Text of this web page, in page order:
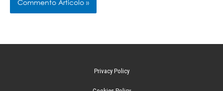
Privacy Policy